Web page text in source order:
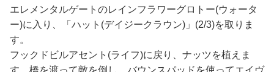
エレメンタルゲートのレインフラワーグロトー(ウォータ
ー)に入り、「ハット(デイジークラウン)」(2/3)を取りま
す。
フックドビルアセント(ライフ)に戻り、ナッツを植えま